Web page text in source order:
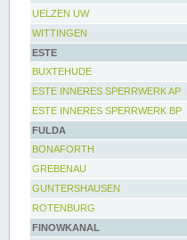
UELZEN UW
WITTINGEN
ESTE
BUXTEHUDE
ESTE INNERES SPERRWERK AP
ESTE INNERES SPERRWERK BP
FULDA
BONAFORTH
GREBENAU
GUNTERSHAUSEN
ROTENBURG
FINOWKANAL